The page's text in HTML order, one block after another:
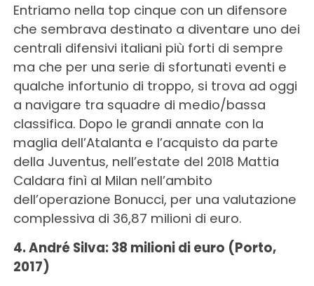
Entriamo nella top cinque con un difensore
che sembrava destinato a diventare uno dei
centrali difensivi italiani più forti di sempre
ma che per una serie di sfortunati eventi e
qualche infortunio di troppo, si trova ad oggi
a navigare tra squadre di medio/bassa
classifica. Dopo le grandi annate con la
maglia dell’Atalanta e l’acquisto da parte
della Juventus, nell’estate del 2018 Mattia
Caldara finì al Milan nell’ambito
dell’operazione Bonucci, per una valutazione
complessiva di 36,87 milioni di euro.
4. André Silva: 38 milioni di euro (Porto,
2017)